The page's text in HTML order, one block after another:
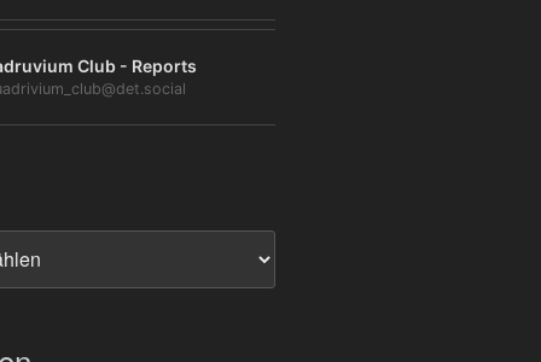
Club - Reports